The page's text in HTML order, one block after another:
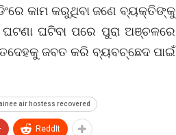
କାମ କରୁଥିବା ଜଣେ ବ୍ୟକ୍ତିଙ୍କୁ
ଘଟିବା ପରେ ପୁରା ଅଞ୍ଚଳରେ
ଜବତ କରି ବ୍ୟବଚ୍ଛେଦ ପାଇଁ
air hostess recovered
ReddIt